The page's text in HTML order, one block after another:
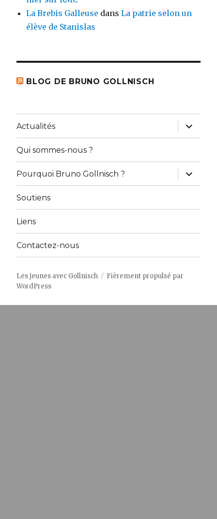
La Brebis Galleuse dansLa patrie selon un
élève de Stanislas
BLOG DE BRUNO GOLLNISCH
Actualités
ouvrir
le
sous-
Qui sommes-nous ?
Pourquoi Bruno Gollnisch ?
ouvrir
le
sous-
Soutiens
Liens
Contactez-nous
Les jeunes avec Gollnisch
Fièrement propulsé par
WordPress